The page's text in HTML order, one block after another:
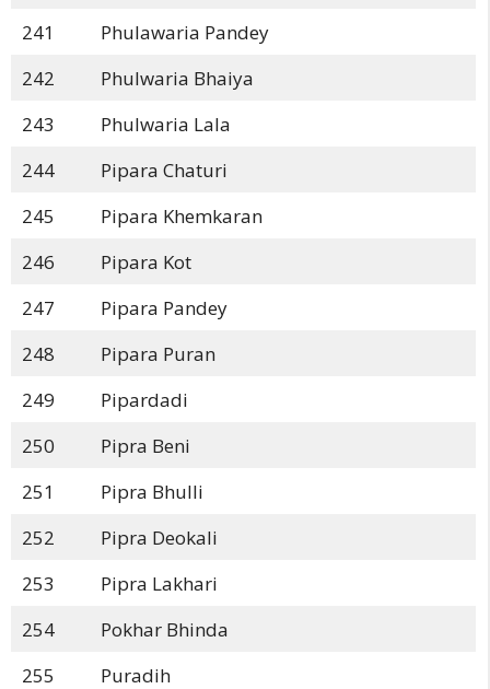
241
Phulawaria Pandey
242
Phulwaria Bhaiya
243
Phulwaria Lala
244
Pipara Chaturi
245
Pipara Khemkaran
246
Pipara Kot
247
Pipara Pandey
248
Pipara Puran
249
Pipardadi
250
Pipra Beni
251
Pipra Bhulli
252
Pipra Deokali
253
Pipra Lakhari
254
Pokhar Bhinda
255
Puradih